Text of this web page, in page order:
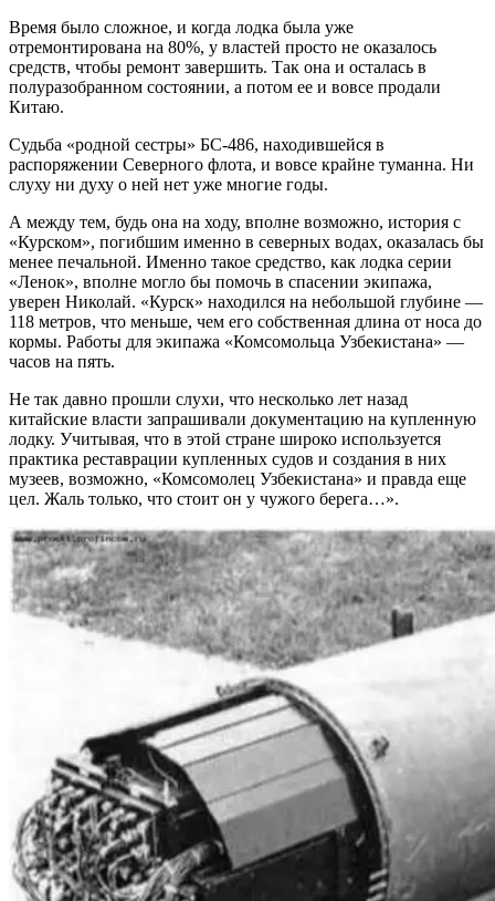
Время было сложное, и когда лодка была уже
отремонтирована на 80%, у властей просто не оказалось
средств, чтобы ремонт завершить. Так она и осталась в
полуразобранном состоянии, а потом ее и вовсе продали
Китаю.
Судьба «родной сестры» БС-486, находившейся в
распоряжении Северного флота, и вовсе крайне туманна. Ни
слуху ни духу о ней нет уже многие годы.
А между тем, будь она на ходу, вполне возможно, история с
«Курском», погибшим именно в северных водах, оказалась бы
менее печальной. Именно такое средство, как лодка серии
«Ленок», вполне могло бы помочь в спасении экипажа,
уверен Николай. «Курск» находился на небольшой глубине —
118 метров, что меньше, чем его собственная длина от носа до
кормы. Работы для экипажа «Комсомольца Узбекистана» —
часов на пять.
Не так давно прошли слухи, что несколько лет назад
китайские власти запрашивали документацию на купленную
лодку. Учитывая, что в этой стране широко используется
практика реставрации купленных судов и создания в них
музеев, возможно, «Комсомолец Узбекистана» и правда еще
цел. Жаль только, что стоит он у чужого берега…».